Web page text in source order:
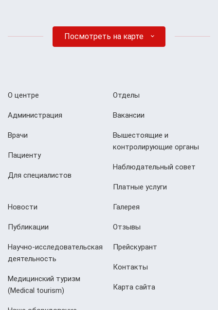
Посмотреть на карте
О центре
Администрация
Врачи
Пациенту
Для специалистов
Отделы
Вакансии
Вышестоящие и
контролирующие органы
Наблюдательный совет
Платные услуги
Новости
Публикации
Научно-исследовательская
деятельность
Медицинский туризм
(Мedical tourism)
Галерея
Отзывы
Прейскурант
Контакты
Карта сайта